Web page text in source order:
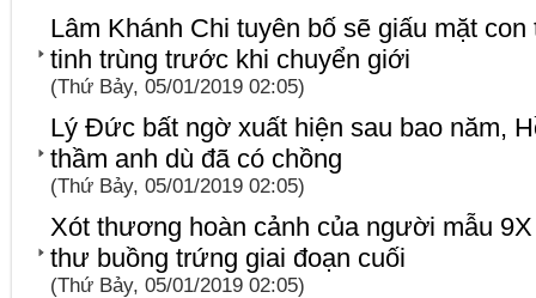
Lâm Khánh Chi tuyên bố sẽ giấu mặt
tinh trùng trước khi chuyển giới
(Thứ Bảy, 05/01/2019 02:05)
Lý Đức bất ngờ xuất hiện sau bao năm,
thầm anh dù đã có chồng
(Thứ Bảy, 05/01/2019 02:05)
Xót thương hoàn cảnh của người mẫu
thư buồng trứng giai đoạn cuối
(Thứ Bảy, 05/01/2019 02:05)